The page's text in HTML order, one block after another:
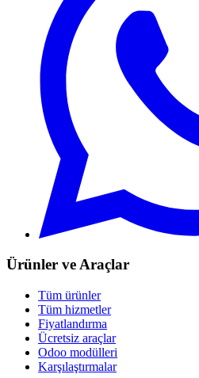
Ürünler ve Araçlar
Tüm ürünler
Tüm hizmetler
Fiyatlandırma
Ücretsiz araçlar
Odoo modülleri
Karşılaştırmalar